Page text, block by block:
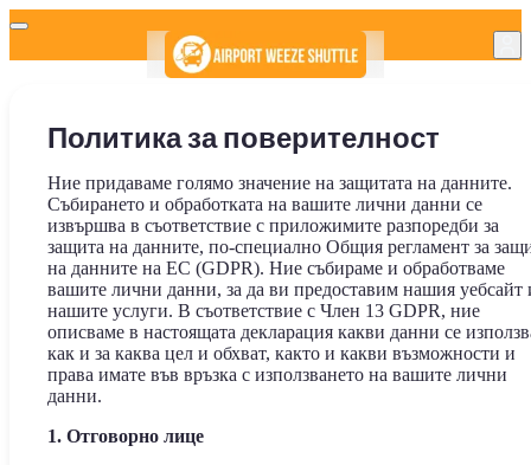
Политика за поверителност
Ние придаваме голямо значение на защитата на данните.
Събирането и обработката на вашите лични данни се
извършва в съответствие с приложимите разпоредби за
защита на данните, по-специално Общия регламент за
на данните на ЕС (GDPR). Ние събираме и обработваме
вашите лични данни, за да ви предоставим нашия уебсайт
нашите услуги. В съответствие с Член 13 GDPR, ние
описваме в настоящата декларация какви данни се
как и за каква цел и обхват, както и какви възможности и
права имате във връзка с използването на вашите лични
данни.
1. Отговорно лице